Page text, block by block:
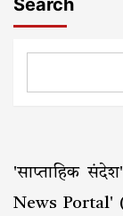
'साप्ताहिक
News Portal'